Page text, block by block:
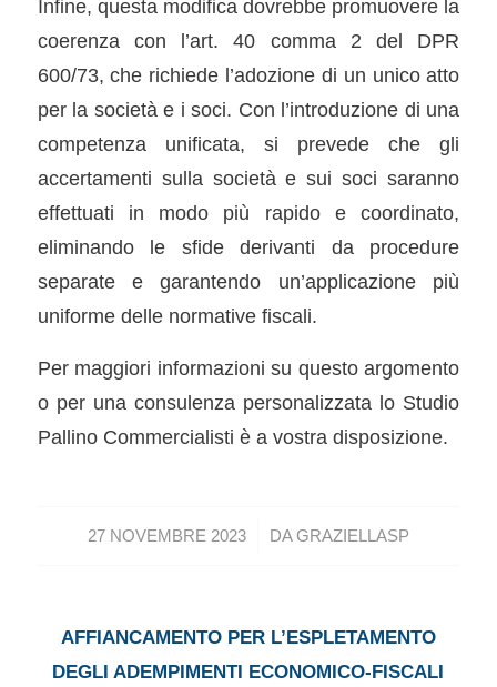
Infine, questa modifica dovrebbe promuovere la
coerenza con l’art. 40 comma 2 del DPR
600/73, che richiede l’adozione di un unico atto
per la società e i soci. Con l’introduzione di una
competenza unificata, si prevede che gli
accertamenti sulla società e sui soci saranno
effettuati in modo più rapido e coordinato,
eliminando le sfide derivanti da procedure
separate e garantendo un’applicazione più
uniforme delle normative fiscali.
Per maggiori informazioni su questo argomento
o per una consulenza personalizzata lo Studio
Pallino Commercialisti è a vostra disposizione.
27 NOVEMBRE 2023
/ DAGRAZIELLASP
AFFIANCAMENTO PER L’ESPLETAMENTO
DEGLI ADEMPIMENTI ECONOMICO-FISCALI